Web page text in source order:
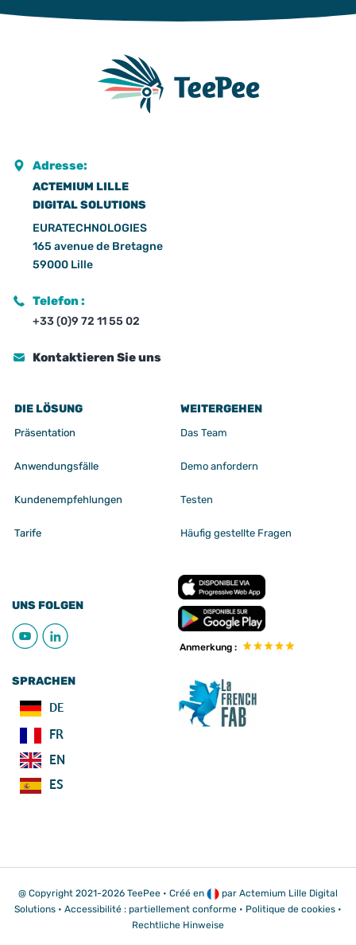
Adresse:
ACTEMIUM LILLE
DIGITAL SOLUTIONS
EURATECHNOLOGIES
165 avenue de Bretagne
59000 Lille
Telefon :
+33 (0)9 72 11 55 02
Kontaktieren Sie uns
DIE LÖSUNG
Präsentation
Anwendungsfälle
Kundenempfehlungen
Tarife
WEITERGEHEN
Das Team
Demo anfordern
Testen
Häufig gestellte Fragen
UNS FOLGEN
SPRACHEN
DE
FR
EN
ES
Anmerkung :
@ Copyright 2021-2026 TeePee • Créé en par Actemium Lille Digital
Solutions • Accessibilité : partiellement conforme • Politique de cookies •
Rechtliche Hinweise